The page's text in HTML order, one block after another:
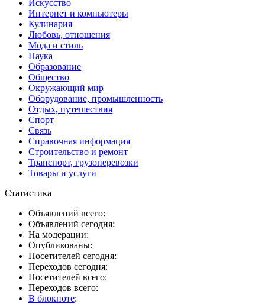
Искусство
Интернет и компьютеры
Кулинария
Любовь, отношения
Мода и стиль
Наука
Образование
Общество
Окружающий мир
Оборудование, промышленность
Отдых, путешествия
Спорт
Связь
Справочная информация
Строительство и ремонт
Транспорт, грузоперевозки
Товары и услуги
Статистика
Объявлений всего:
Объявлений сегодня:
На модерации:
Опубликованы:
Посетителей сегодня:
Переходов сегодня:
Посетителей всего:
Переходов всего:
В блокноте: